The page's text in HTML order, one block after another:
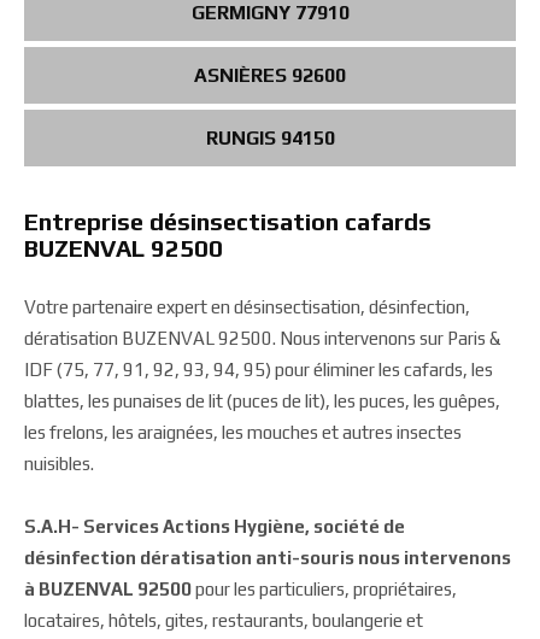
GERMIGNY 77910
ASNIÈRES 92600
RUNGIS 94150
Entreprise désinsectisation cafards
BUZENVAL 92500
Votre partenaire expert en désinsectisation, désinfection,
dératisation BUZENVAL 92500. Nous intervenons sur Paris &
IDF (75, 77, 91, 92, 93, 94, 95) pour éliminer les cafards, les
blattes, les punaises de lit (puces de lit), les puces, les guêpes,
les frelons, les araignées, les mouches et autres insectes
nuisibles.
S.A.H- Services Actions Hygiène, société de
désinfection dératisation anti-souris nous intervenons
à BUZENVAL 92500pour les particuliers, propriétaires,
locataires, hôtels, gites, restaurants, boulangerie et